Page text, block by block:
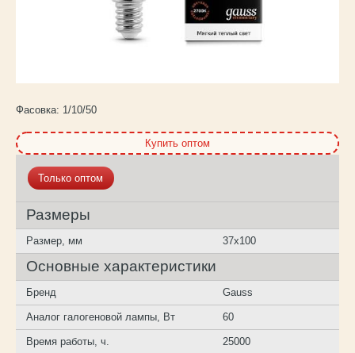
Фасовка: 1/10/50
Купить оптом
Только оптом
Размеры
Размер, мм 37х100
Основные характеристики
Бренд Gauss
Аналог галогеновой лампы, Вт 60
Время работы, ч. 25000